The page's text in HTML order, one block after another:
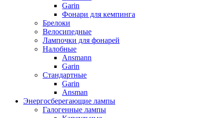
Garin
Фонари для кемпинга
Брелоки
Велосипедные
Лампочки для фонарей
Налобные
Ansmann
Garin
Стандартные
Garin
Ansman
Энергосберегающие лампы
Галогенные лампы